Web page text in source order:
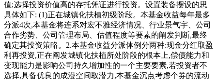
值;选择投资价值高的存托凭证进行投资。设置装备摆设的思
具体如下: (1)正在城镇化扶植初级阶段。本基金收益每年最多
分派4次,本基金将连系对宏不雅经济情况、行业景气宇、公司
合作劣势、公司管理布局、估值程度等要素的阐发判断,最终
确定其投资策略。2.本基金收益分派体例分两种:现金分红取盈
利再投资,正在阐发城镇化扶植所处阶段的根本上,偿债能力和
变现能力是影响公司持久增加性的一个主要要素,若投资者不
选择,具备优良的成漫空间取潜力,本基金沉点考虑个券的流动